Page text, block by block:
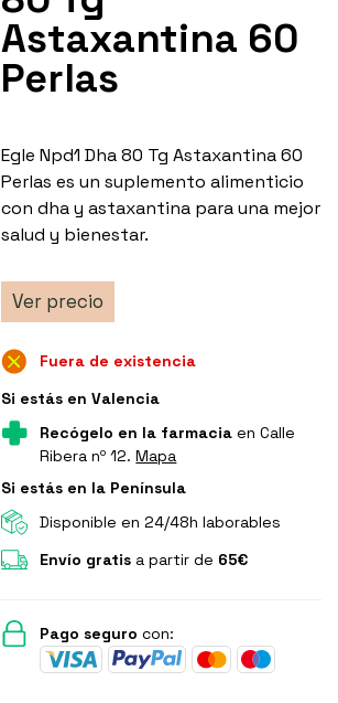
Astaxantina 60
Perlas
Egle Npd1 Dha 80 Tg Astaxantina 60
Perlas es un suplemento alimenticio
con dha y astaxantina para una mejor
salud y bienestar.
Ver precio
Fuera de existencia
Si estás en Valencia
Recógelo en la farmacia en Calle
Ribera nº 12.Mapa
Si estás en la Península
Disponible en 24/48h laborables
Envío gratis a partir de 65€
Pago seguro con: